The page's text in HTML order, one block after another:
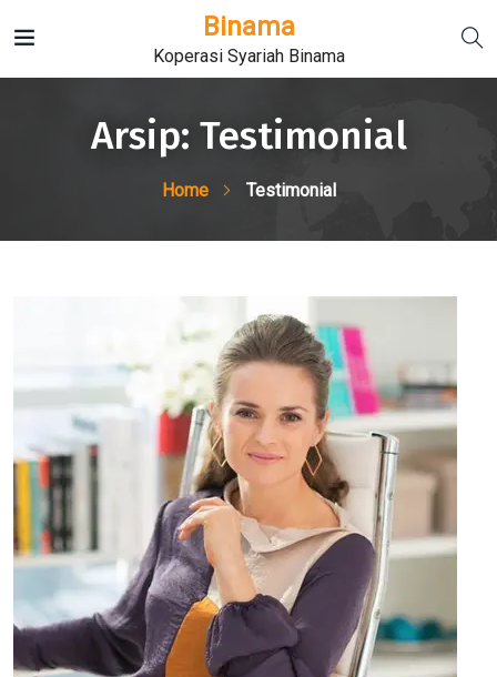
Binama
Koperasi Syariah Binama
Arsip: Testimonial
Home Testimonial